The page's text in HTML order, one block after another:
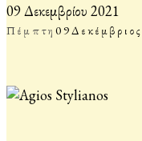
09 Δεκεμβρίου 2021
Πέμπτη09Δεκέμβριος